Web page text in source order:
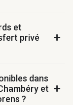
et
privé
dans
et
?